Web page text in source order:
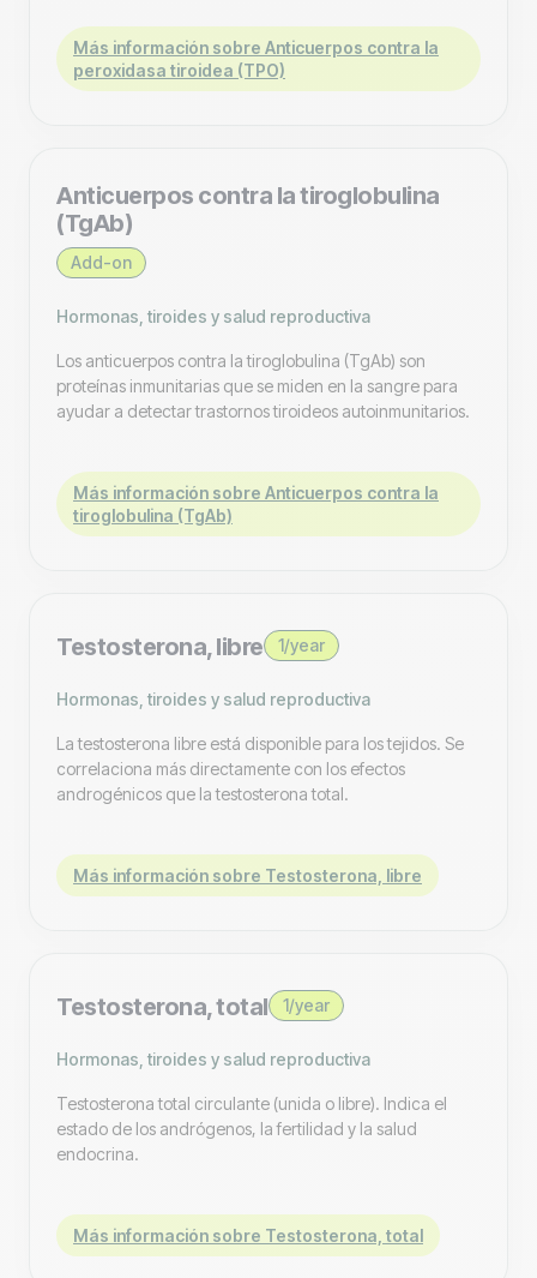
Más información sobre Anticuerpos contra la
peroxidasa tiroidea (TPO)
Anticuerpos contra la tiroglobulina
(TgAb)
Add-on
Hormonas, tiroides y salud reproductiva
Los anticuerpos contra la tiroglobulina (TgAb) son
proteínas inmunitarias que se miden en la sangre para
ayudar a detectar trastornos tiroideos autoinmunitarios.
Más información sobre Anticuerpos contra la
tiroglobulina (TgAb)
Testosterona, libre 1/year
Hormonas, tiroides y salud reproductiva
La testosterona libre está disponible para los tejidos. Se
correlaciona más directamente con los efectos
androgénicos que la testosterona total.
Más información sobre Testosterona, libre
Testosterona, total 1/year
Hormonas, tiroides y salud reproductiva
Testosterona total circulante (unida o libre). Indica el
estado de los andrógenos, la fertilidad y la salud
endocrina.
Más información sobre Testosterona, total